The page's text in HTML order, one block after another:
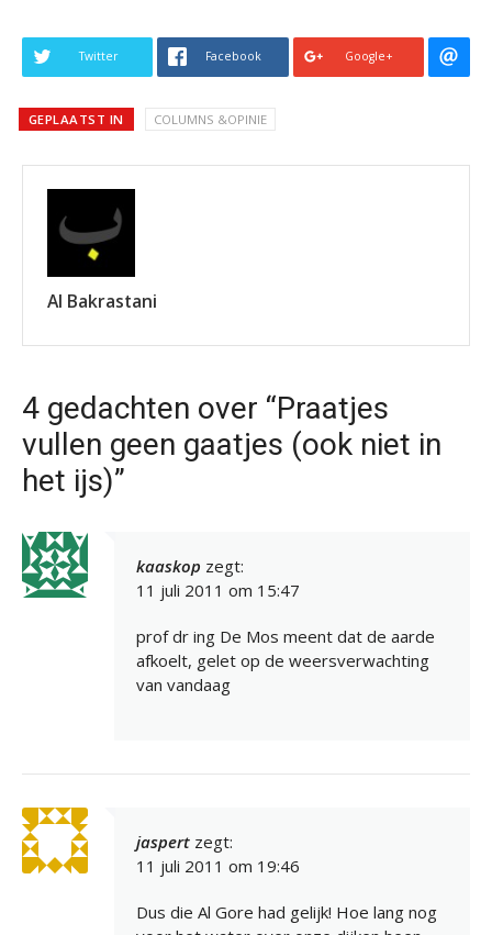
Twitter Facebook Google+
GEPLAATST IN COLUMNS &OPINIE
Al Bakrastani
4 gedachten over “Praatjes
vullen geen gaatjes (ook niet in
het ijs)”
kaaskop zegt:
11 juli 2011 om 15:47
prof dr ing De Mos meent dat de aarde
afkoelt, gelet op de weersverwachting
van vandaag
jaspert zegt:
11 juli 2011 om 19:46
Dus die Al Gore had gelijk! Hoe lang nog